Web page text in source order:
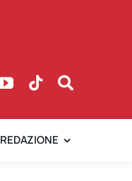
REDAZIONE